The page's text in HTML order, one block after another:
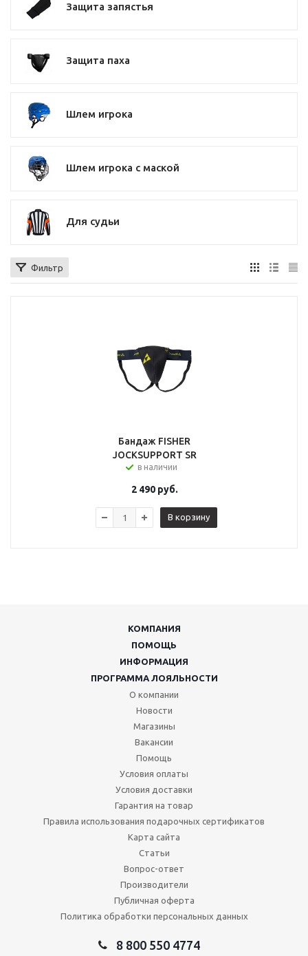
Защита запястья
Защита паха
Шлем игрока
Шлем игрока с маской
Для судьи
Фильтр
Бандаж FISHER
JOCKSUPPORT SR
в наличии
2 490руб.
В корзину
КОМПАНИЯ
ПОМОЩЬ
ИНФОРМАЦИЯ
ПРОГРАММА ЛОЯЛЬНОСТИ
О компании
Новости
Магазины
Вакансии
Помощь
Условия оплаты
Условия доставки
Гарантия на товар
Правила использования подарочных сертификатов
Карта сайта
Статьи
Вопрос-ответ
Производители
Публичная оферта
Политика обработки персональных данных
8 800 550 4774